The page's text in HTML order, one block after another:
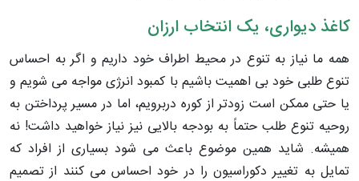
کاغذ دیواری، یک انتخاب ارزان
همه ما نیاز به تنوع در محیط اطراف خود داریم و اگر به احساس
تنوع طلبی خود بی اهمیت باشیم با کمبود انرژی مواجه می شویم و
یا حتی ممکن است زودتر از کوره دربرویم، اما در مسیر پرداختن به
روحیه تنوع طلب حتماً به بودجه بالایی نیز نیاز خواهید داشت! نه
همیشه. شاید همین موضوع باعث می شود بسیاری از افراد که
تمایل به تغییر دکوراسیون را در خود احساس می کنند از تصمیم